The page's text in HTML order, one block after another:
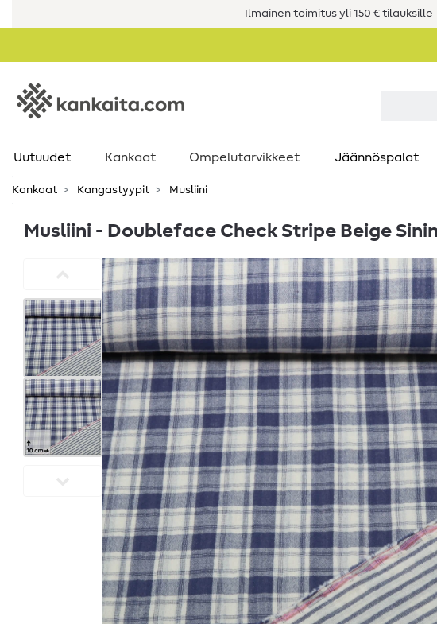
Ilmainen toimitus yli 150 € tilauksille
Uutuudet Kankaat Ompelutarvikkeet Jäännöspalat
Kankaat Kangastyypit Musliini
Musliini - Doubleface Check Stripe Beige